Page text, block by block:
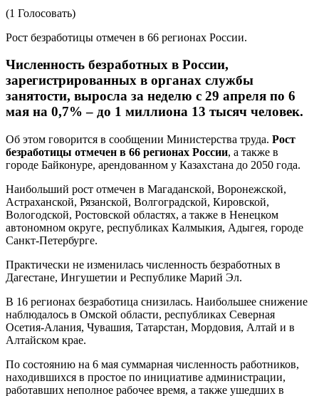
(1 Голосовать)
Рост безработицы отмечен в 66 регионах России.
Численность безработных в России,
зарегистрированных в органах службы
занятости, выросла за неделю с 29 апреля по 6
мая на 0,7% – до 1 миллиона 13 тысяч человек.
Об этом говорится в сообщении Министерства труда. Рост
безработицы отмечен в 66 регионах России, а также в
городе Байконуре, арендованном у Казахстана до 2050 года.
Наибольший рост отмечен в Магаданской, Воронежской,
Астраханской, Рязанской, Волгоградской, Кировской,
Вологодской, Ростовской областях, а также в Ненецком
автономном округе, республиках Калмыкия, Адыгея, городе
Санкт-Петербурге.
Практически не изменилась численность безработных в
Дагестане, Ингушетии и Республике Марий Эл.
В 16 регионах безработица снизилась. Наибольшее снижение
наблюдалось в Омской области, республиках Северная
Осетия-Алания, Чувашия, Татарстан, Мордовия, Алтай и в
Алтайском крае.
По состоянию на 6 мая суммарная численность работников,
находившихся в простое по инициативе администрации,
работавших неполное рабочее время, а также ушедших в